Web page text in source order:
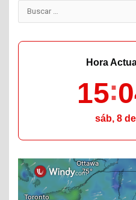
Buscar:
Hora
15
sáb, 8